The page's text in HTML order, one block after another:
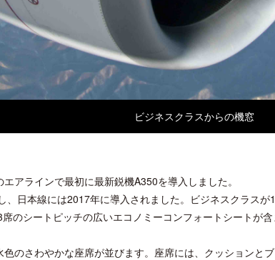
ビジネスクラスからの機窓
アラインで最初に最新鋭機A350を導入しました。
、日本線には2017年に導入されました。ビジネスクラス
のシートピッチの広いエコノミーコンフォートシートが含
のさわやかな座席が並びます。座席には、クッションと